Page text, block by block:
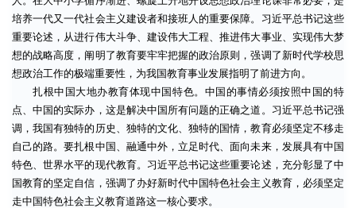
培养一代又一代社会主义建设者和接班人的重要保障。习近平总书记这些
重要论述，从进行伟大斗争、建设伟大工程、推进伟大事业、实现伟大梦
想的战略高度，阐明了教育要牢牢把握的政治原则，强调了新时代学校思
想政治工作的极端重要性，为我国教育事业发展指明了前进方向。
扎根中国大地办教育体现中国特色。中国的事情必须按照中国的特
点、中国的实际办，这是解决中国所有问题的正确之道。习近平总书记强
调，我国有独特的历史、独特的文化、独特的国情，教育必须坚定不移走
自己的路。要扎根中国、融通中外，立足时代、面向未来，发展具有中国
特色、世界水平的现代教育。习近平总书记这些重要论述，充分彰显了中
国教育的坚定自信，强调了办好新时代中国特色社会主义教育，必须坚定
走中国特色社会主义教育道路这一核心要求。